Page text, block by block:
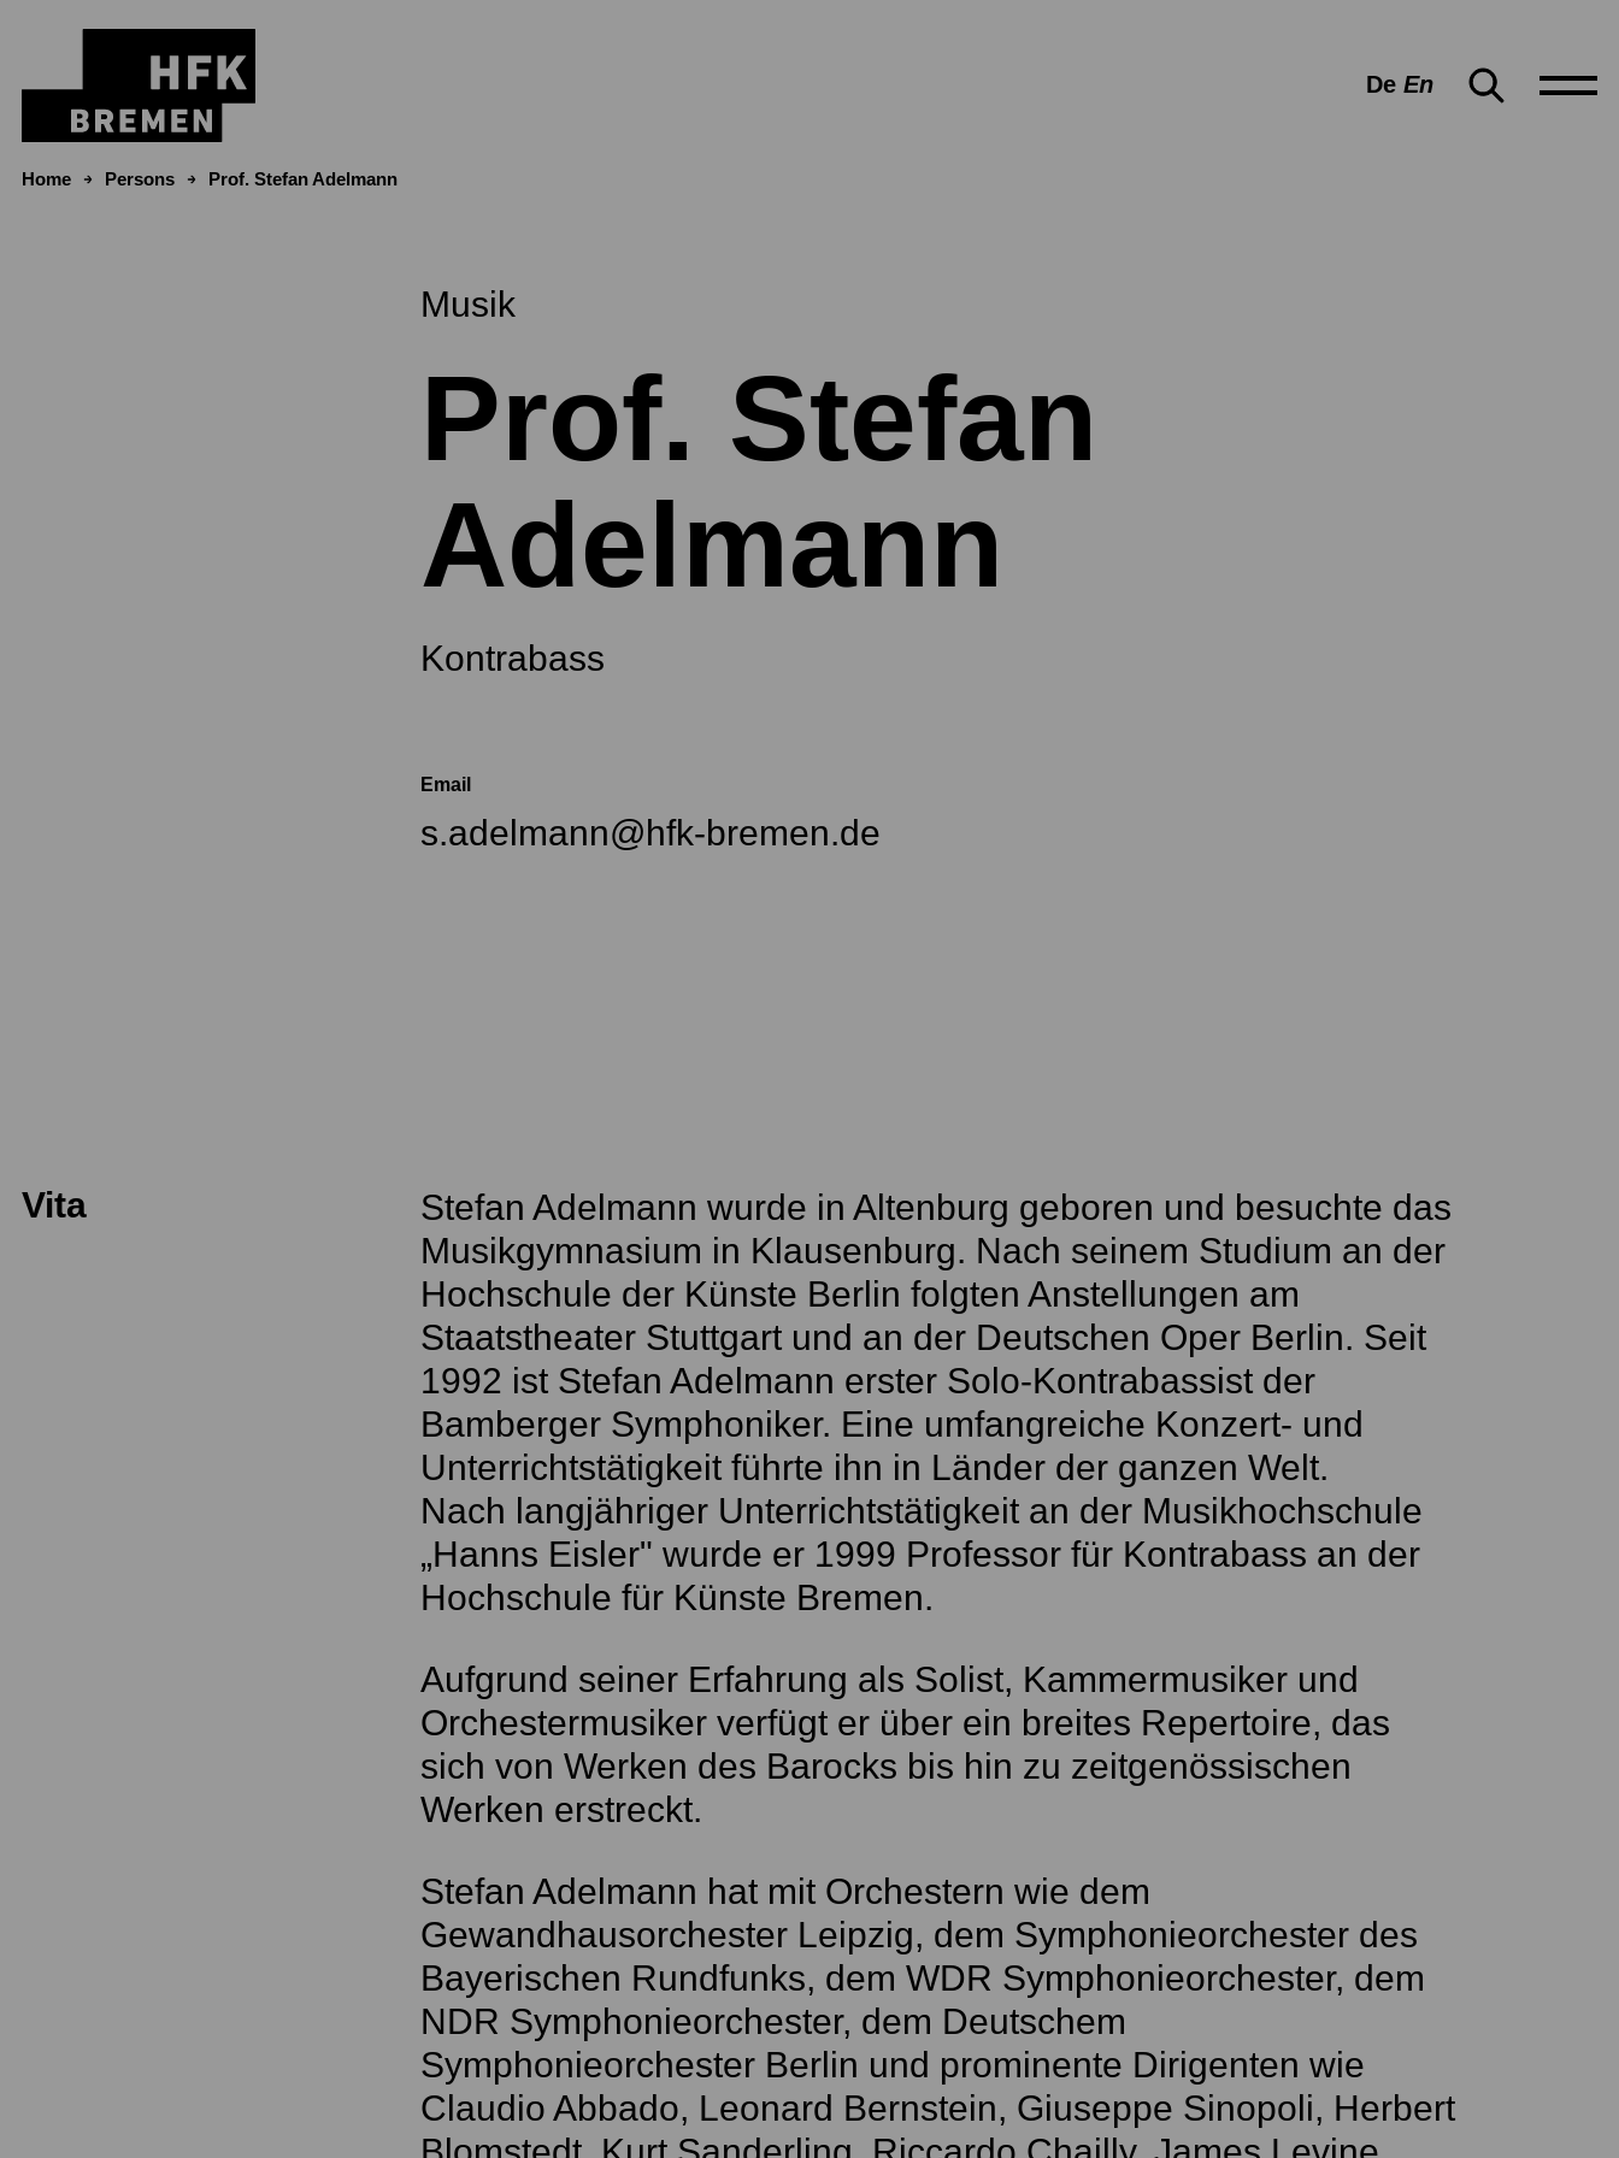
Skip to content
De En
Home Persons Prof. Stefan Adelmann
Musik
Prof. Stefan
Adelmann
Kontrabass
Email
s.adelmann@hfk-bremen.de
Vita
Stefan Adelmann wurde in Altenburg geboren und besuchte das
Musikgymnasium in Klausenburg. Nach seinem Studium an der
Hochschule der Künste Berlin folgten Anstellungen am
Staatstheater Stuttgart und an der Deutschen Oper Berlin. Seit
1992 ist Stefan Adelmann erster Solo-Kontrabassist der
Bamberger Symphoniker. Eine umfangreiche Konzert- und
Unterrichtstätigkeit führte ihn in Länder der ganzen Welt.
Nach langjähriger Unterrichtstätigkeit an der Musikhochschule
„Hanns Eisler" wurde er 1999 Professor für Kontrabass an der
Hochschule für Künste Bremen.
Aufgrund seiner Erfahrung als Solist, Kammermusiker und
Orchestermusiker verfügt er über ein breites Repertoire, das
sich von Werken des Barocks bis hin zu zeitgenössischen
Werken erstreckt.
Stefan Adelmann hat mit Orchestern wie dem
Gewandhausorchester Leipzig, dem Symphonieorchester des
Bayerischen Rundfunks, dem WDR Symphonieorchester, dem
NDR Symphonieorchester, dem Deutschem
Symphonieorchester Berlin und prominente Dirigenten wie
Claudio Abbado, Leonard Bernstein, Giuseppe Sinopoli, Herbert